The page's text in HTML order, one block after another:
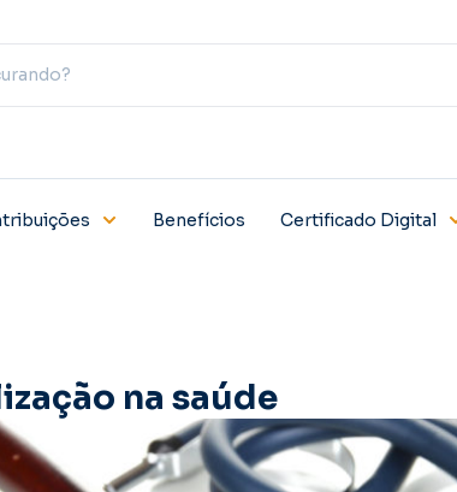
Benefícios Certificado Digital
na saúde